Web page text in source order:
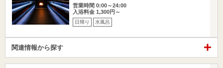
営業時間 0:00～24:00
入浴料金 1,300円～
日帰り 水風呂
関連情報から探す